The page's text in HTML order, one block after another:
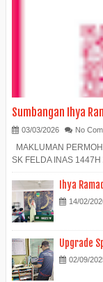
Sumbangan Ihya
03/03/2026 No
MAKLUMAN
SK FELDA INAS 1447H
Ihya
14/02/
Upgrade
02/09/